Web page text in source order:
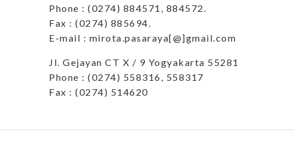
Phone : (0274) 884571, 884572.
Fax : (0274) 885694.
E-mail : mirota.pasaraya[@]gmail.com
Jl. Gejayan CT X / 9 Yogyakarta 55281
Phone : (0274) 558316, 558317
Fax : (0274) 514620